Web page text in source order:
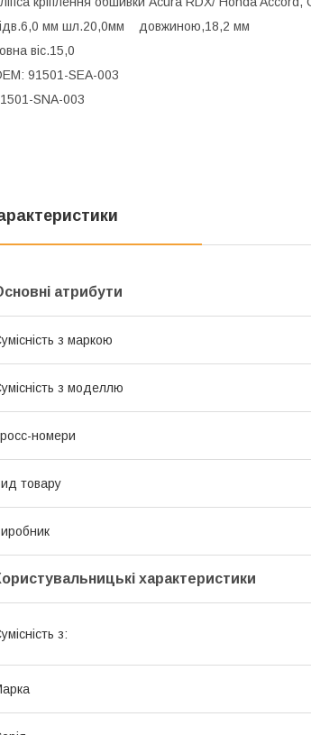
мм шл.20,0мм довжиною,18,2 мм
віс.15,0
91501-SEA-003
SNA-003
атрибути
з маркою
з моделлю
номери
товару
характеристики
з: